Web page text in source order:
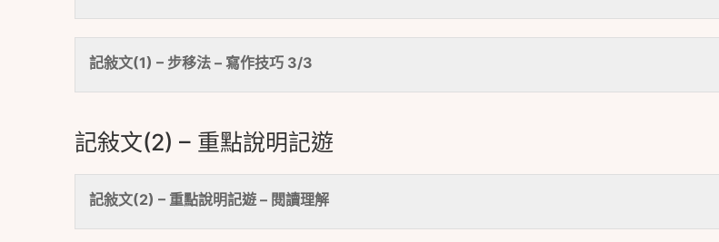
記敍文(1) – 步移法 – 寫作技巧 3/3
記敍文(2) – 重點說明記遊
記敍文(2) – 重點說明記遊 – 閱讀理解